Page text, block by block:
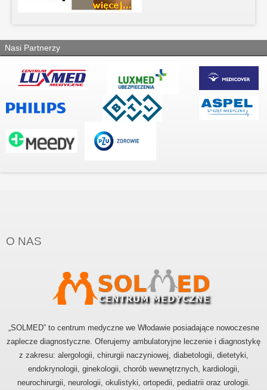
Nasi Partnerzy
O NAS
„SOLMED” to centrum medyczne we Włodawie posiadające nowoczesne
zaplecze diagnostyczne. Oferujemy ambulatoryjne leczenie i diagnostykę
z zakresu: alergologii, chirurgii naczyniowej, diabetologii, dietetyki,
endokrynologii, ginekologii, chorób wewnętrznych, kardiologii,
neurochirurgii, neurologii, okulistyki, ortopedii, pediatrii oraz urologii.